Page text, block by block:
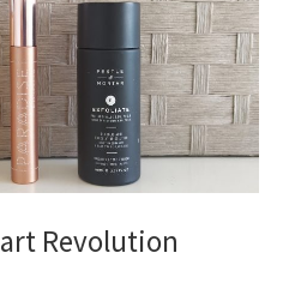
Revolution